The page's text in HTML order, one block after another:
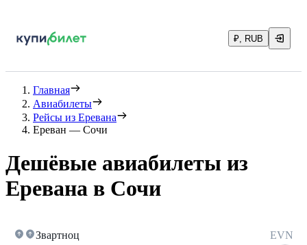
₽, RUB
Главная
Авиабилеты
Рейсы из Еревана
Ереван — Сочи
Дешёвые авиабилеты из
Еревана в Сочи
Звартноц EVN